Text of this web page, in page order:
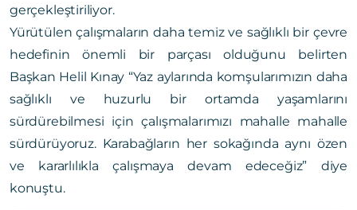
gerçekleştiriliyor.
Yürütülen çalışmaların daha temiz ve sağlıklı bir çevre
hedefinin önemli bir parçası olduğunu belirten
Başkan Helil Kınay “Yaz aylarında komşularımızın daha
sağlıklı ve huzurlu bir ortamda yaşamlarını
sürdürebilmesi için çalışmalarımızı mahalle mahalle
sürdürüyoruz. Karabağların her sokağında aynı özen
ve kararlılıkla çalışmaya devam edeceğiz” diye
konuştu.